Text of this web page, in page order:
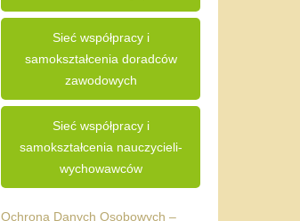
Sieć współpracy i
samokształcenia doradców
zawodowych
Sieć współpracy i
samokształcenia nauczycieli-
wychowawców
Ochrona Danych Osobowych –